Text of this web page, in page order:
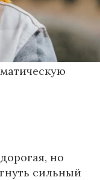
около 10% от
хорошая
но
сильный